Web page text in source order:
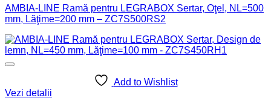
AMBIA-LINE Ramă pentru LEGRABOX Sertar, Oţel, NL=500
mm, Lăţime=200 mm – ZC7S500RS2
Add to Wishlist
Vezi detalii